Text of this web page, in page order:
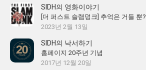
SIDH의 영화이야기
[더 퍼스트 슬램덩크] 추억은 거들 뿐?
2023년 2월 13일
SIDH의 낙서하기
홈페이지 20주년 기념
2017년 12월 20일